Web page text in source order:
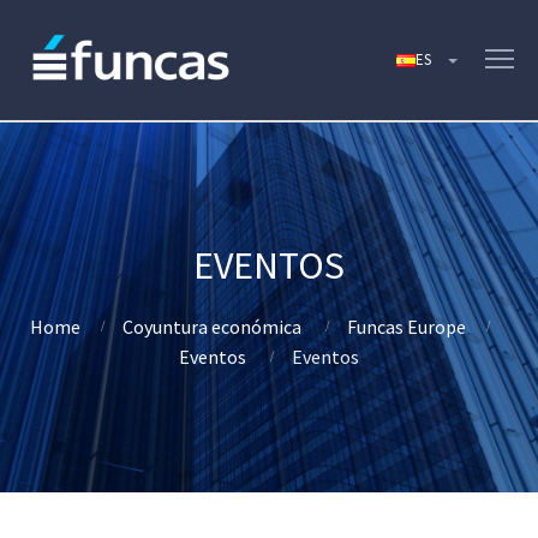
EVENTOS
Home Coyuntura económica
Funcas Europe
Eventos
Eventos